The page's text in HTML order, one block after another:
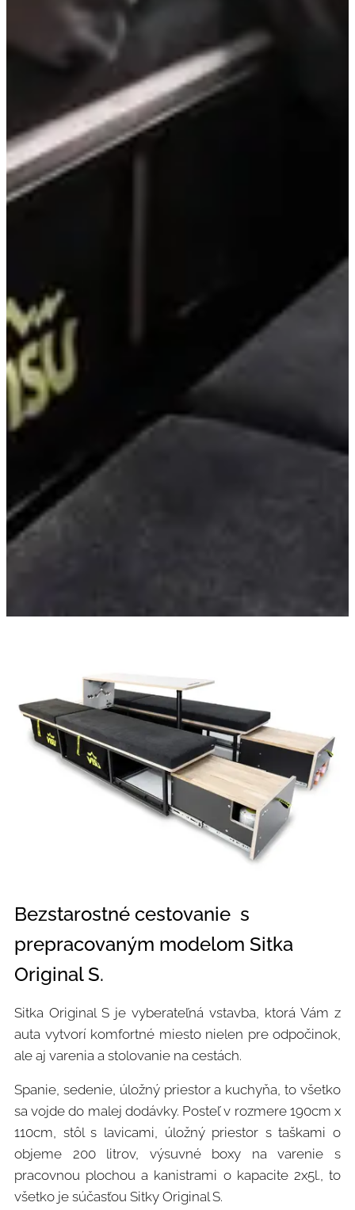
Bezstarostné cestovanie s
prepracovaným modelom Sitka
Original S.
Sitka Original S je vyberateľná vstavba, ktorá Vám z
auta vytvorí komfortné miesto nielen pre odpočinok,
ale aj varenia a stolovanie na cestách.
Spanie, sedenie, úložný priestor a kuchyňa, to všetko
sa vojde do malej dodávky. Posteľ v rozmere 190cm x
110cm, stôl s lavicami, úložný priestor s taškami o
objeme 200 litrov, výsuvné boxy na varenie s
pracovnou plochou a kanistrami o kapacite 2x5l., to
všetko je súčasťou Sitky Original S.